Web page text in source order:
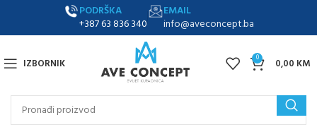
PODRŠKA
+387 63 836 340
EMAIL
info@aveconcept.ba
IZBORNIK 0 0,00 KM